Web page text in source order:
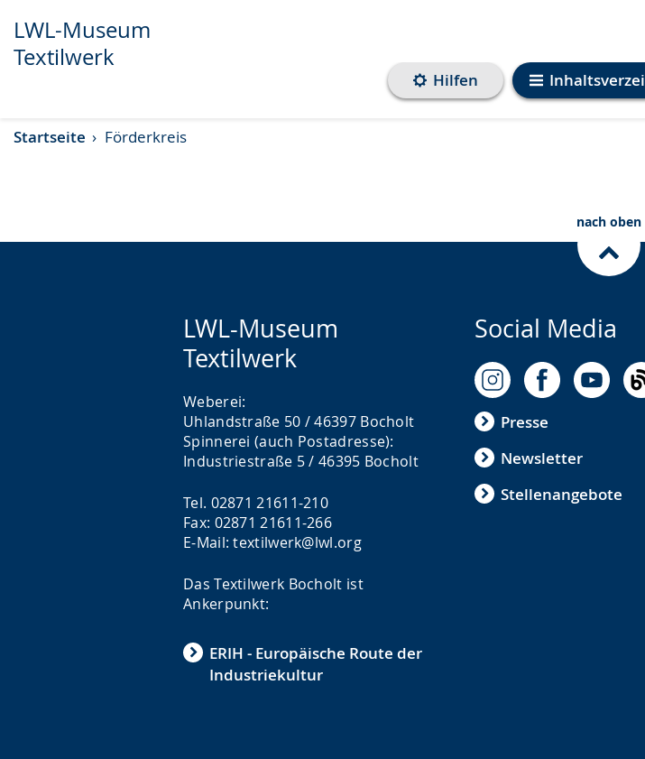
Transkript anzeigen
Abspielen
Pausieren
LWL-Museum
Textilwerk
Hilfen
Startseite Förderkreis
nach oben
LWL-Museum
Textilwerk
Weberei:
Uhlandstraße 50 / 46397 Bocholt
Spinnerei (auch Postadresse):
Industriestraße 5 / 46395 Bocholt
Tel. 02871 21611-210
Fax: 02871 21611-266
E-Mail: textilwerk@lwl.org
Das Textilwerk Bocholt ist
Ankerpunkt:
ERIH - Europäische Route der
Industriekultur
Social Media
Presse
Newsletter
Stellenangebote